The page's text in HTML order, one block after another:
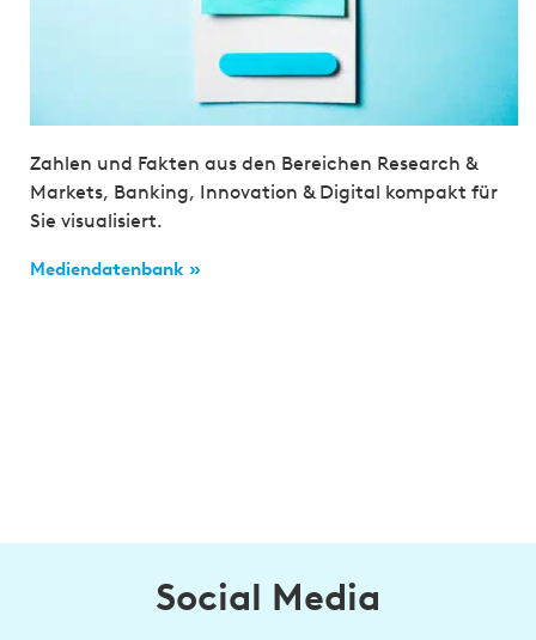
Zahlen und Fakten aus den Bereichen Research &
Markets, Banking, Innovation & Digital kompakt für
Sie visualisiert.
Mediendatenbank »
Social Media